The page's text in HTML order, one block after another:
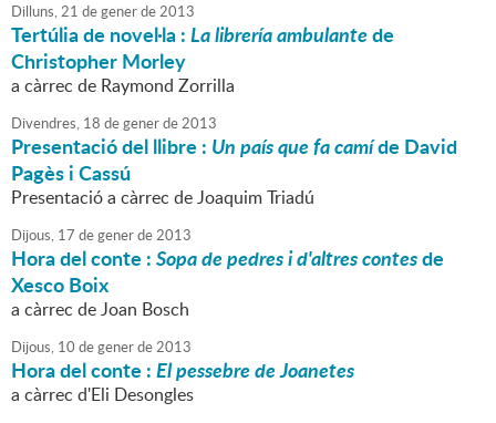
Dilluns,21 degenerde2013
Tertúlia de novel·la :La librería ambulantede
Christopher Morley
a càrrec de Raymond Zorrilla
Divendres, 18 degenerde2013
Presentació del llibre : Un país que fa camíde David
Pagès i Cassú
Presentació a càrrec de Joaquim Triadú
Dijous, 17 degenerde2013
Hora del conte :Sopa de pedres i d'altres contesde
Xesco Boix
a càrrec de Joan Bosch
Dijous, 10 degenerde2013
Hora del conte :El pessebre de Joanetes
a càrrec d'Eli Desongles